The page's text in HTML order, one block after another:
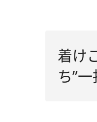
着け
ち”⼀